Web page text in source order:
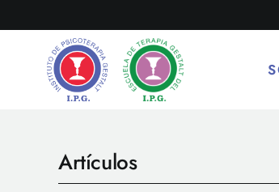
al
contenido
Artículos